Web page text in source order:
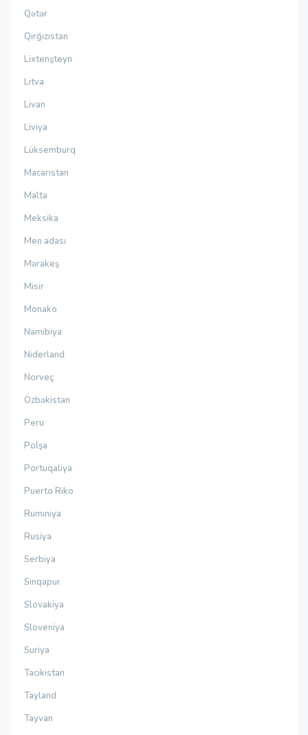
Qətər
Qırğızıstan
Lixtenşteyn
Litva
Livan
Liviya
Lüksemburq
Macarıstan
Malta
Meksika
Men adası
Mərakeş
Misir
Monako
Namibiya
Niderland
Norveç
Özbəkistan
Peru
Polşa
Portuqaliya
Puerto Riko
Rumıniya
Rusiya
Serbiya
Sinqapur
Slovakiya
Sloveniya
Suriya
Tacikistan
Tayland
Tayvan